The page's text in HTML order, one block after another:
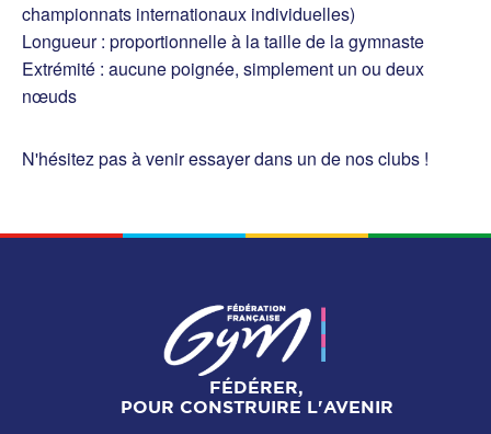
championnats internationaux individuelles)
Longueur : proportionnelle à la taille de la gymnaste
Extrémité : aucune poignée, simplement un ou deux
nœuds
N'hésitez pas à venir essayer dans un de nos clubs !
FÉDÉRER,
POUR CONSTRUIRE L'AVENIR